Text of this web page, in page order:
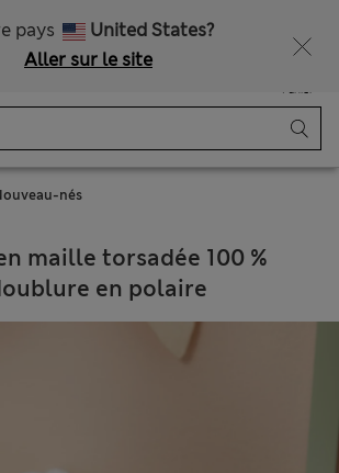
pays
United States?
Aller sur le site
Panier
nés
maille torsadée 100 %
en polaire